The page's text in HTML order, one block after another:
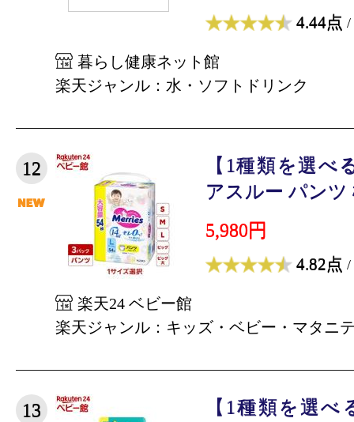
4.44点 /
暮らし健康ネット館
楽天ジャンル：水・ソフトドリンク
12
【1種類を選べ
アスルー パンツ
5,980円
4.82点 /
楽天24 ベビー館
楽天ジャンル：キッズ・ベビー・マタニ
13
【1種類を選